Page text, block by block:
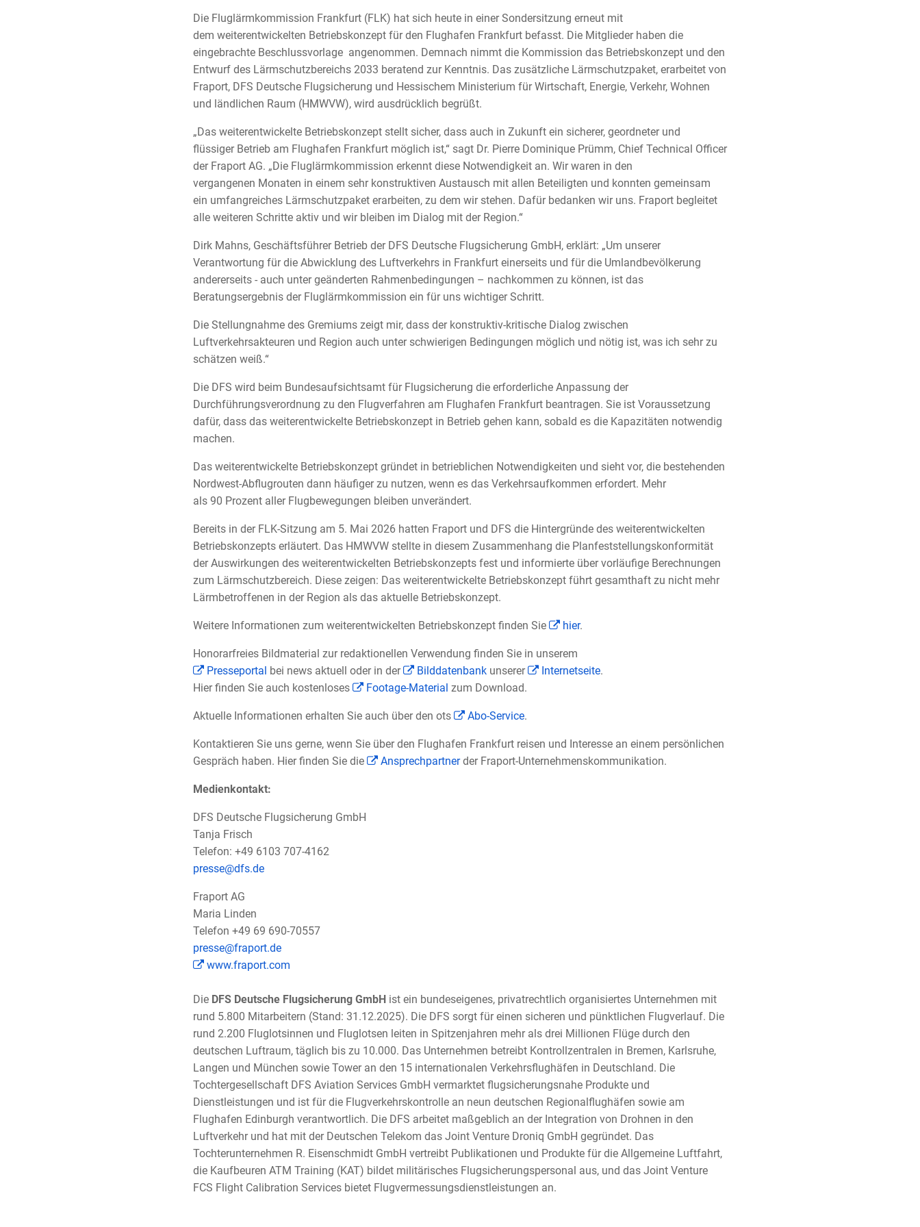
Die Fluglärmkommission Frankfurt (FLK) hat sich heute in einer Sondersitzung erneut mit
dem weiterentwickelten Betriebskonzept für den Flughafen Frankfurt befasst. Die Mitglieder haben die
eingebrachte Beschlussvorlage angenommen. Demnach nimmt die Kommission das Betriebskonzept und den
Entwurf des Lärmschutzbereichs 2033 beratend zur Kenntnis. Das zusätzliche Lärmschutzpaket, erarbeitet von
Fraport, DFS Deutsche Flugsicherung und Hessischem Ministerium für Wirtschaft, Energie, Verkehr, Wohnen
und ländlichen Raum (HMWVW), wird ausdrücklich begrüßt.
„Das weiterentwickelte Betriebskonzept stellt sicher, dass auch in Zukunft ein sicherer, geordneter und
flüssiger Betrieb am Flughafen Frankfurt möglich ist,“ sagt Dr. Pierre Dominique Prümm, Chief Technical Officer
der Fraport AG. „Die Fluglärmkommission erkennt diese Notwendigkeit an. Wir waren in den
vergangenen Monaten in einem sehr konstruktiven Austausch mit allen Beteiligten und konnten gemeinsam
ein umfangreiches Lärmschutzpaket erarbeiten, zu dem wir stehen. Dafür bedanken wir uns. Fraport begleitet
alle weiteren Schritte aktiv und wir bleiben im Dialog mit der Region.“
Dirk Mahns, Geschäftsführer Betrieb der DFS Deutsche Flugsicherung GmbH, erklärt: „Um unserer
Verantwortung für die Abwicklung des Luftverkehrs in Frankfurt einerseits und für die Umlandbevölkerung
andererseits - auch unter geänderten Rahmenbedingungen – nachkommen zu können, ist das
Beratungsergebnis der Fluglärmkommission ein für uns wichtiger Schritt.
Die Stellungnahme des Gremiums zeigt mir, dass der konstruktiv-kritische Dialog zwischen
Luftverkehrsakteuren und Region auch unter schwierigen Bedingungen möglich und nötig ist, was ich sehr zu
schätzen weiß.“
Die DFS wird beim Bundesaufsichtsamt für Flugsicherung die erforderliche Anpassung der
Durchführungsverordnung zu den Flugverfahren am Flughafen Frankfurt beantragen. Sie ist Voraussetzung
dafür, dass das weiterentwickelte Betriebskonzept in Betrieb gehen kann, sobald es die Kapazitäten notwendig
machen.
Das weiterentwickelte Betriebskonzept gründet in betrieblichen Notwendigkeiten und sieht vor, die bestehenden
Nordwest-Abflugrouten dann häufiger zu nutzen, wenn es das Verkehrsaufkommen erfordert. Mehr
als 90 Prozent aller Flugbewegungen bleiben unverändert.
Bereits in der FLK-Sitzung am 5. Mai 2026 hatten Fraport und DFS die Hintergründe des weiterentwickelten
Betriebskonzepts erläutert. Das HMWVW stellte in diesem Zusammenhang die Planfeststellungskonformität
der Auswirkungen des weiterentwickelten Betriebskonzepts fest und informierte über vorläufige Berechnungen
zum Lärmschutzbereich. Diese zeigen: Das weiterentwickelte Betriebskonzept führt gesamthaft zu nicht mehr
Lärmbetroffenen in der Region als das aktuelle Betriebskonzept.
Weitere Informationen zum weiterentwickelten Betriebskonzept finden Sie hier.
Honorarfreies Bildmaterial zur redaktionellen Verwendung finden Sie in unserem
Presseportal bei news aktuell oder in der Bilddatenbank unserer Internetseite.
Hier finden Sie auch kostenloses
Footage-Material zum Download.
Aktuelle Informationen erhalten Sie auch über den ots Abo-Service.
Kontaktieren Sie uns gerne, wenn Sie über den Flughafen Frankfurt reisen und Interesse an einem persönlichen
Gespräch haben. Hier finden Sie die
Ansprechpartnerder Fraport-Unternehmenskommunikation.
Medienkontakt:
DFS Deutsche Flugsicherung GmbH
Tanja Frisch
Telefon: +49 6103 707-4162
presse@dfs.de
Fraport AG
Maria Linden
Telefon +49 69 690-70557
presse@fraport.de
www.fraport.com
Die DFS Deutsche Flugsicherung GmbH ist ein bundeseigenes, privatrechtlich organisiertes Unternehmen mit
rund 5.800 Mitarbeitern (Stand: 31.12.2025). Die DFS sorgt für einen sicheren und pünktlichen Flugverlauf. Die
rund 2.200 Fluglotsinnen und Fluglotsen leiten in Spitzenjahren mehr als drei Millionen Flüge durch den
deutschen Luftraum, täglich bis zu 10.000. Das Unternehmen betreibt Kontrollzentralen in Bremen, Karlsruhe,
Langen und München sowie Tower an den 15 internationalen Verkehrsflughäfen in Deutschland. Die
Tochtergesellschaft DFS Aviation Services GmbH vermarktet flugsicherungsnahe Produkte und
Dienstleistungen und ist für die Flugverkehrskontrolle an neun deutschen Regionalflughäfen sowie am
Flughafen Edinburgh verantwortlich. Die DFS arbeitet maßgeblich an der Integration von Drohnen in den
Luftverkehr und hat mit der Deutschen Telekom das Joint Venture Droniq GmbH gegründet. Das
Tochterunternehmen R. Eisenschmidt GmbH vertreibt Publikationen und Produkte für die Allgemeine Luftfahrt,
die Kaufbeuren ATM Training (KAT) bildet militärisches Flugsicherungspersonal aus, und das Joint Venture
FCS Flight Calibration Services bietet Flugvermessungsdienstleistungen an.